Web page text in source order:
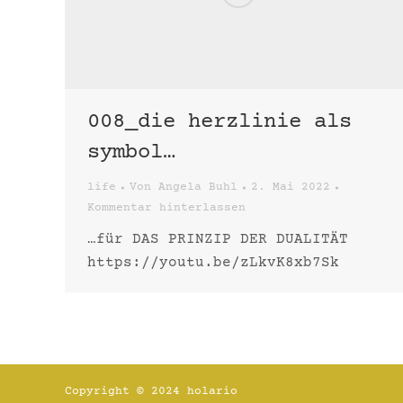
008_die herzlinie als
symbol…
life Von Angela Buhl
2. Mai 2022
Kommentar hinterlassen
…für DAS PRINZIP DER DUALITÄT
https://youtu.be/zLkvK8xb7Sk
Copyright © 2024 holario